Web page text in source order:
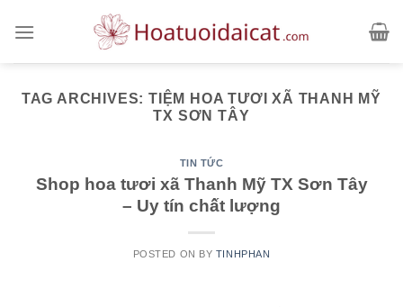
TAG ARCHIVES:TIỆM HOA TƯƠI XÃ THANH MỸ
TX SƠN TÂY
TIN TỨC
Shop hoa tươi xã Thanh Mỹ TX Sơn Tây
– Uy tín chất lượng
POSTED ON BY TINHPHAN